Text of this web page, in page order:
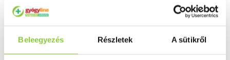
Beleegyezés Részletek A sütikről
6. A csomagolás tartalma és egyéb információk